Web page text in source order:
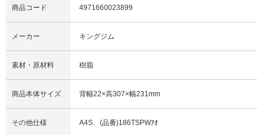
商品コード 4971660023899
メーカー キングジム
素材・原材料 樹脂
商品本体サイズ 背幅22×高307×幅231mm
その他仕様 A4S、(品番)186TSPWｱｵ